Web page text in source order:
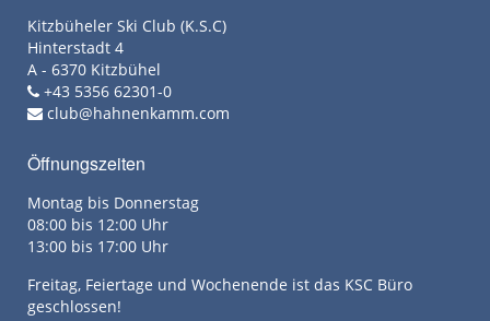
Kitzbüheler Ski Club (K.S.C)
Hinterstadt 4
A - 6370 Kitzbühel
+43 5356 62301-0
club@hahnenkamm.com
Öffnungszeiten
Montag bis Donnerstag
08:00 bis 12:00 Uhr
13:00 bis 17:00 Uhr
Freitag, Feiertage und Wochenende ist das KSC Büro
geschlossen!